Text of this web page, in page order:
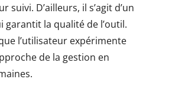
suivi. D’ailleurs, il s’agit d’un
garantit la qualité de l’outil.
l’utilisateur expérimente
de la gestion en